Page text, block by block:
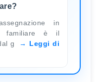
in
familiare è il
g
Leggi di